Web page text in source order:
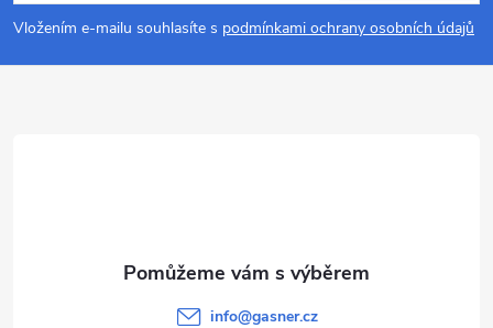
p
a
Vložením e-mailu souhlasíte s podmínkami ochrany osobních údajů
info@gasner.cz